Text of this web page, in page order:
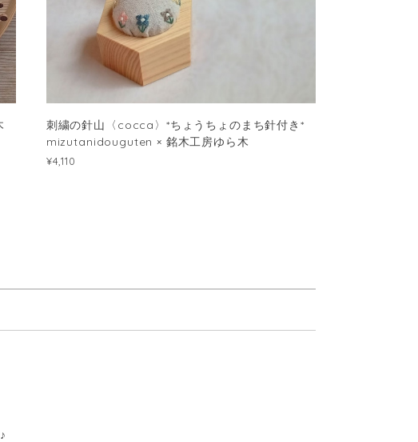
刺繍の針山〈cocca〉*ちょうちょのまち針付き*
mizutanidouguten × 銘木工房ゆら木
¥4,110